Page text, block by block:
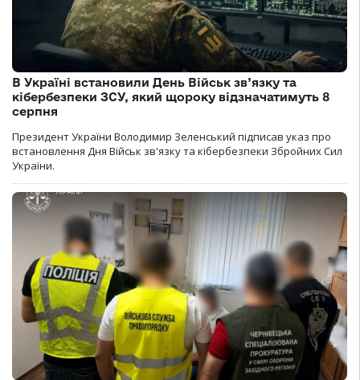
В Україні встановили День Військ зв’язку та
кібербезпеки ЗСУ, який щороку відзначатимуть 8
серпня
Президент України Володимир Зеленський підписав указ про
встановлення Дня Військ зв'язку та кібербезпеки Збройних Сил
України.